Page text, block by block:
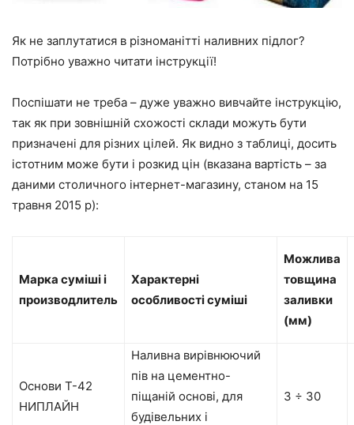
Як не заплутатися в різноманітті наливних підлог?
Потрібно уважно читати інструкції!
Поспішати не треба – дуже уважно вивчайте інструкцію,
так як при зовнішній схожості склади можуть бути
призначені для різних цілей. Як видно з таблиці, досить
істотним може бути і розкид цін (вказана вартість – за
даними столичного інтернет-магазину, станом на 15
травня 2015 р):
Марка суміші і
производлитель
Характерні
особливості суміші
Можлива
товщина
заливки
(мм)
Основи Т-42
НИПЛАЙН
Наливна вирівнюючий
пів на цементно-
піщаній основі, для
будівельних і
3 ÷ 30